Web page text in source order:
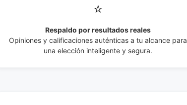
⭐
Respaldo por resultados reales
Opiniones y calificaciones auténticas a tu alcance para
una elección inteligente y segura.